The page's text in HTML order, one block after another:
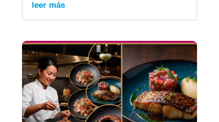
leer más